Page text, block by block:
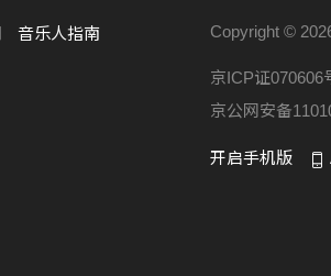
But I can’t escape from it now
(See I am reaching out)
Can you hear a crawling sound
Wake me up before I lost in the
音乐人指南
Copyright ©
京ICP证070606
京公网安备
开启手机版